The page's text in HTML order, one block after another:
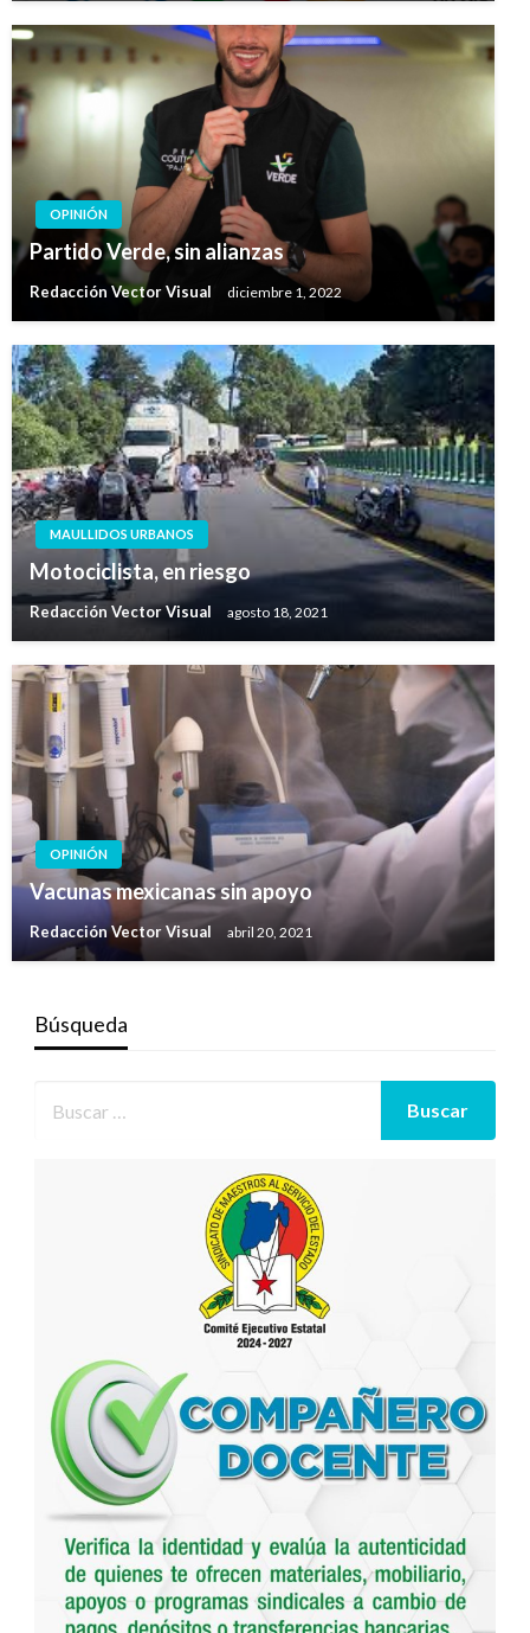
OPINIÓN
Partido Verde, sin alianzas
Redacción Vector Visual diciembre 1, 2022
MAULLIDOS URBANOS
Motociclista, en riesgo
Redacción Vector Visual agosto 18, 2021
OPINIÓN
Vacunas mexicanas sin apoyo
Redacción Vector Visual abril 20, 2021
Búsqueda